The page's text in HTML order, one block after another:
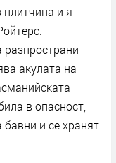
и я
акулата на
в опасност,
и се хранят